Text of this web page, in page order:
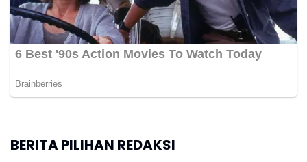
BERITA PILIHAN REDAKSI